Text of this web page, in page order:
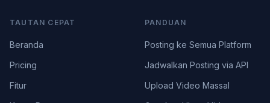
TAUTAN CEPAT
Beranda
Pricing
Fitur
PANDUAN
Posting ke Semua Platform
Jadwalkan Posting via API
Upload Video Massal